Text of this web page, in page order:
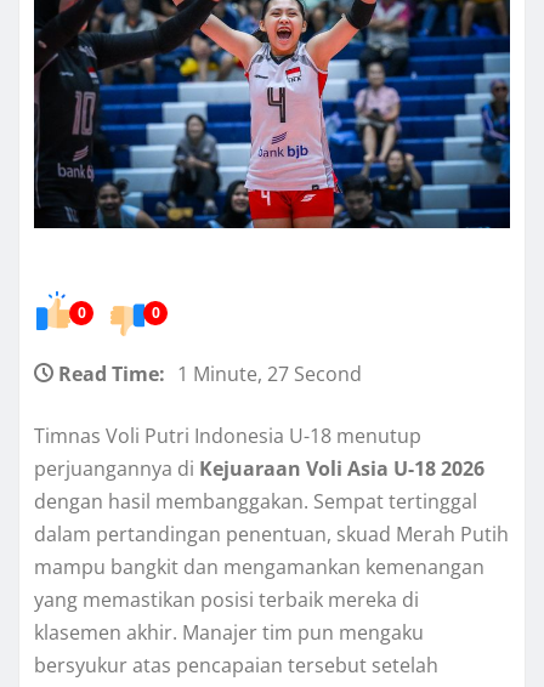
0 0
Read Time: 1 Minute, 27 Second
Timnas Voli Putri Indonesia U-18 menutup
perjuangannya di Kejuaraan Voli Asia U-18 2026
dengan hasil membanggakan. Sempat tertinggal
dalam pertandingan penentuan, skuad Merah Putih
mampu bangkit dan mengamankan kemenangan
yang memastikan posisi terbaik mereka di
klasemen akhir. Manajer tim pun mengaku
bersyukur atas pencapaian tersebut setelah